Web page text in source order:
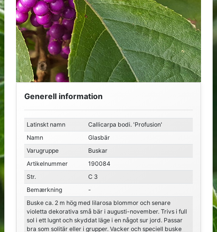
Generell information
Latinskt namn
Callicarpa bodi. 'Profusion'
Namn
Glasbär
Varugruppe
Buskar
Artikelnummer
190084
Str.
C 3
Bemærkning
-
Buske ca. 2 m hög med lilarosa blommor och senare
violetta dekorativa små bär i augusti-november. Trivs i full
sol i ett lugnt och skyddat läge i en något sur jord. Passar
bra som solitär eller i grupper. Vacker och speciell buske